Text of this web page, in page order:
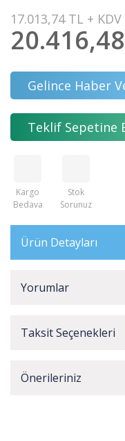
17.013,74 TL + KDV
Gelince Haber
Teklif Sepetine
Kargo
Bedava
Stok
Sorunuz
Ürün Detayları
Yorumlar
Taksit Seçenekleri
Önerileriniz